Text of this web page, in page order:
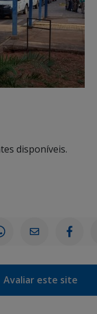
disponíveis.
Avaliar este site